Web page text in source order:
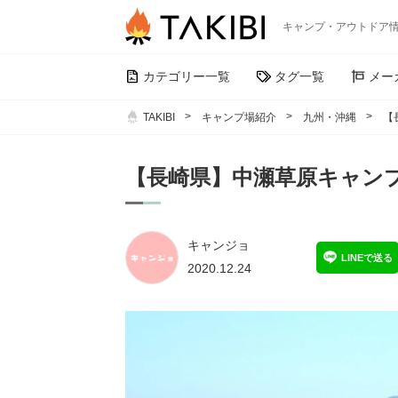
キャンプ・アウトドア
カテゴリー一覧 タグ一覧 メー
TAKIBI キャンプ場紹介 九州・沖縄
【長崎県】中瀬草原キャ
キャンジョ
2020.12.24
LINEで送る